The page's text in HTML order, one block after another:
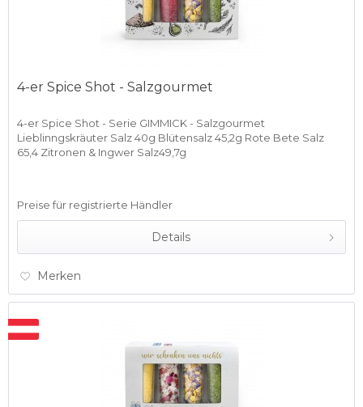
4-er Spice Shot - Salzgourmet
4-er Spice Shot - Serie GIMMICK - Salzgourmet
Lieblinngskräuter Salz 40g Blütensalz 45,2g Rote Bete Salz
65,4 Zitronen & Ingwer Salz49,7g
Preise für registrierte Händler
Details
Merken